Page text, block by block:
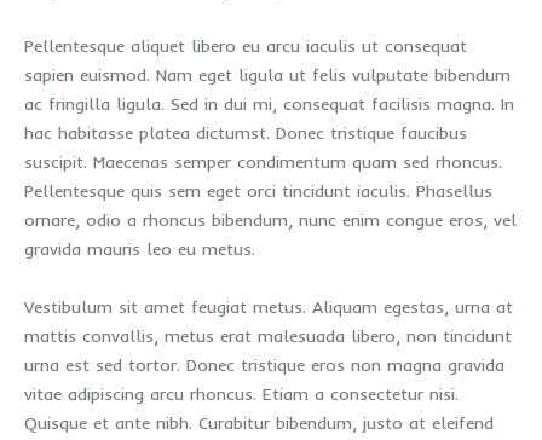
Pellentesque aliquet libero eu arcu iaculis ut consequat
sapien euismod. Nam eget ligula ut felis vulputate bibendum
ac fringilla ligula. Sed in dui mi, consequat facilisis magna. In
hac habitasse platea dictumst. Donec tristique faucibus
suscipit. Maecenas semper condimentum quam sed rhoncus.
Pellentesque quis sem eget orci tincidunt iaculis. Phasellus
ornare, odio a rhoncus bibendum, nunc enim congue eros, vel
gravida mauris leo eu metus.
Vestibulum sit amet feugiat metus. Aliquam egestas, urna at
mattis convallis, metus erat malesuada libero, non tincidunt
urna est sed tortor. Donec tristique eros non magna gravida
vitae adipiscing arcu rhoncus. Etiam a consectetur nisi.
Quisque et ante nibh. Curabitur bibendum, justo at eleifend